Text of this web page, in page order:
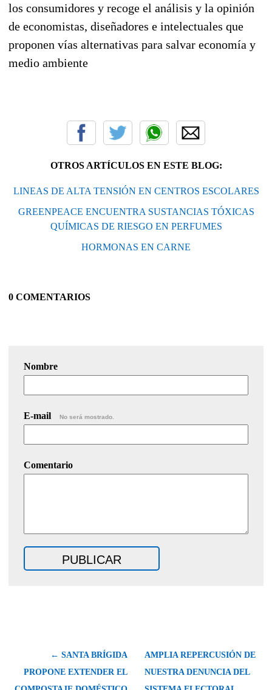
los consumidores y recoge el análisis y la opinión
de economistas, diseñadores e intelectuales que
proponen vías alternativas para salvar economía y
medio ambiente
OTROS ARTÍCULOS EN ESTE BLOG:
LINEAS DE ALTA TENSIÓN EN CENTROS ESCOLARES
GREENPEACE ENCUENTRA SUSTANCIAS TÓXICAS
QUÍMICAS DE RIESGO EN PERFUMES
HORMONAS EN CARNE
0 COMENTARIOS
Nombre
E-mail No será mostrado.
Comentario
← SANTA BRÍGIDA
PROPONE EXTENDER EL
AMPLIA REPERCUSIÓN DE
NUESTRA DENUNCIA DEL